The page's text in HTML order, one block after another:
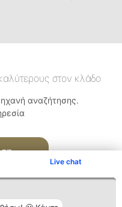
Live chat
στον κλάδο
αναζήτησης.